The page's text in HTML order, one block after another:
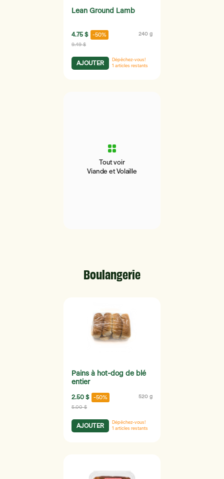
Lean Ground Lamb
4.75 $ -50% 240 g
9.49 $
AJOUTER
Dépêchez-vous!
1 articles restants
Tout voir
Viande et Volaille
Boulangerie
Pains à hot-dog de blé
entier
2.50 $ -50% 520 g
5.00 $
AJOUTER
Dépêchez-vous!
1 articles restants